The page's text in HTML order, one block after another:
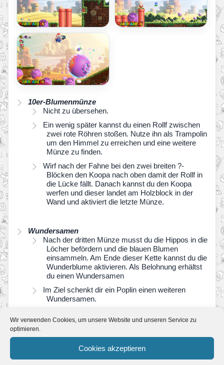
Wir verwenden Cookies, um unsere Website und unseren Service zu
optimieren.
Cookies akzeptieren
10er-Blumenmünze
Nicht zu übersehen.
Ein wenig später kannst du einen Rollf zwischen
zwei rote Röhren stoßen. Nutze ihn als Trampolin
um den Himmel zu erreichen und eine weitere
Münze zu finden.
Wirf nach der Fahne bei den zwei breiten ?-
Blöcken den Koopa nach oben damit der Rollf in
die Lücke fällt. Danach kannst du den Koopa
werfen und dieser landet am Holzblock in der
Wand und aktiviert die letzte Münze.
Wundersamen
Nach der dritten Münze musst du die Hippos in die
Löcher befördern und die blauen Blumen
einsammeln. Am Ende dieser Kette kannst du die
Wunderblume aktivieren. Als Belohnung erhältst
du einen Wundersamen
Im Ziel schenkt dir ein Poplin einen weiteren
Wundersamen.
Verschnaufpause! Wundermarken-Musik